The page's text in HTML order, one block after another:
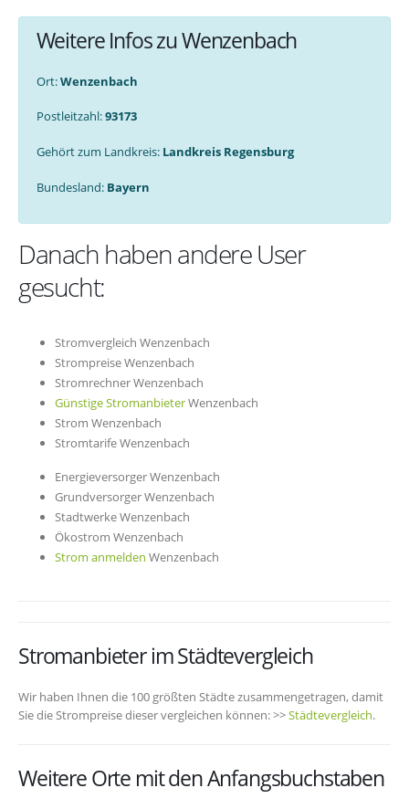
Weitere Infos zu Wenzenbach
Ort:Wenzenbach
Postleitzahl:93173
Gehört zum Landkreis: Landkreis Regensburg
Bundesland: Bayern
Danach haben andere User
gesucht:
Stromvergleich Wenzenbach
Strompreise Wenzenbach
Stromrechner Wenzenbach
Günstige StromanbieterWenzenbach
Strom Wenzenbach
Stromtarife Wenzenbach
Energieversorger Wenzenbach
Grundversorger Wenzenbach
Stadtwerke Wenzenbach
Ökostrom Wenzenbach
Strom anmelden Wenzenbach
Stromanbieter im Städtevergleich
Wir haben Ihnen die 100 größten Städte zusammengetragen, damit
Sie die Strompreise dieser vergleichen können: >>Städtevergleich.
Weitere Orte mit den Anfangsbuchstaben